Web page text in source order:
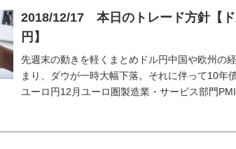
2018/12/17 本日のトレード方針【
円】
先週末の動きを軽くまとめドル円中国や欧州の
まり、ダウが一時大幅下落。それに伴って10年
ユーロ円12月ユーロ圏製造業・サービス部門